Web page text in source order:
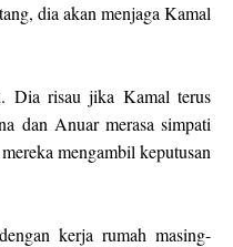
dia akan menjaga Kamal
Dia risau jika Kamal terus
dan Anuar merasa simpati
mengambil keputusan
kerja rumah masing-